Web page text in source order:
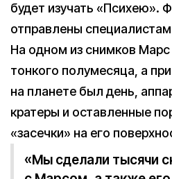
будет изучать «Психею».
отправлены
На одном из снимков Марс
тонкого полумесяца, а
на планете был день,
кратеры и оставленные
«засечки» на его
«Мы сделали тысячи